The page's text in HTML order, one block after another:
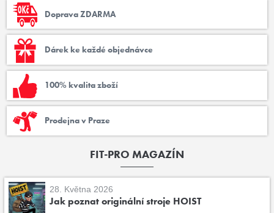
Doprava ZDARMA
Dárek ke každé objednávce
100% kvalita zboží
Prodejna v Praze
FIT-PRO MAGAZÍN
28. Května 2026
Jak poznat originální stroje HOIST